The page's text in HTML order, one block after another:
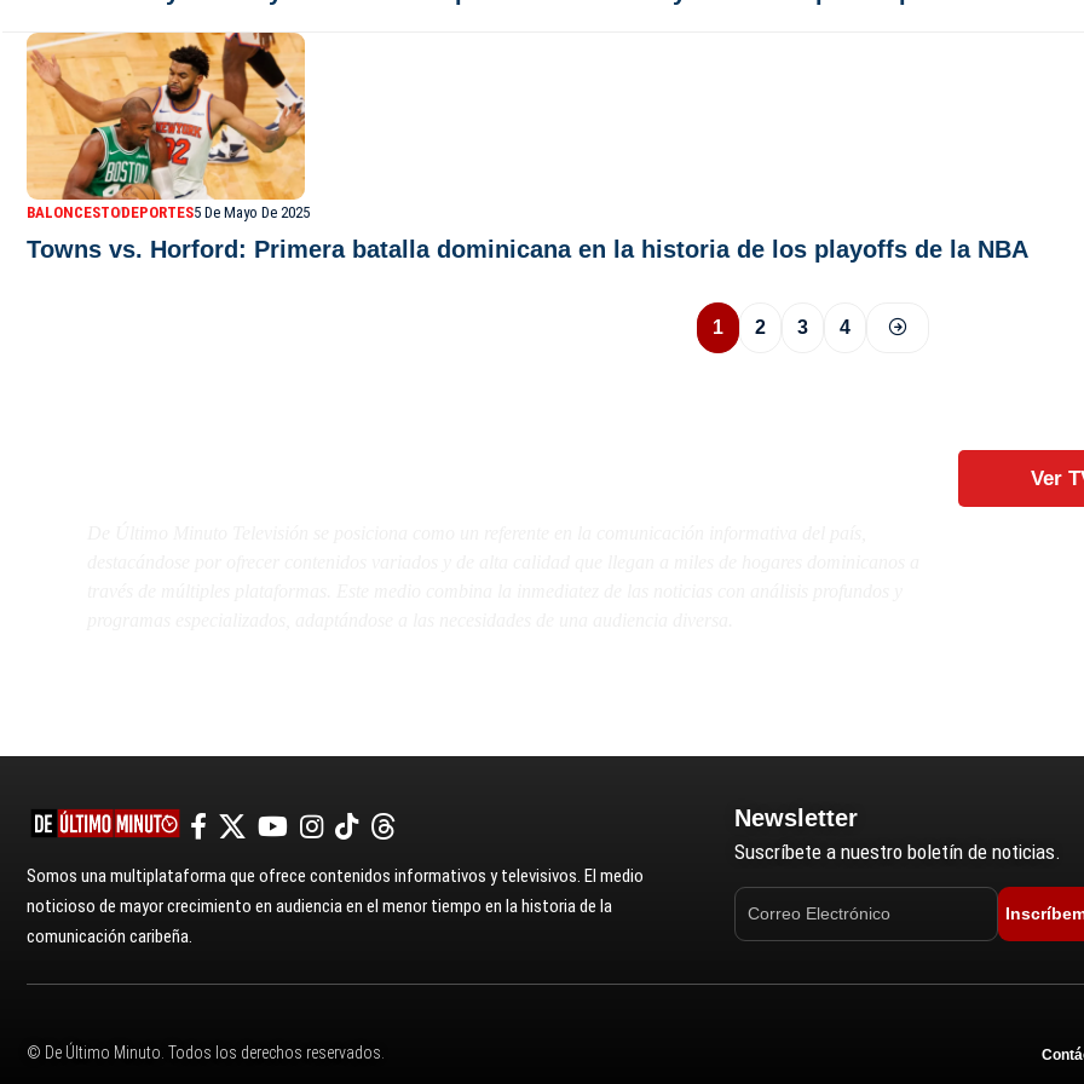
BALONCESTODEPORTES5 De Mayo De 2025
Towns vs. Horford: Primera batalla dominicana en la historia de los playoffs de la NBA
1 2 3 4
Ver
Somos una multiplataforma que ofrece contenidos informativos y televisivos. El medio
noticioso de mayor crecimiento en audiencia en el menor tiempo en la historia de la
comunicación caribeña.
Newsletter
Suscríbete a nuestro boletín de noticias.
© De Último Minuto. Todos los derechos reservados.